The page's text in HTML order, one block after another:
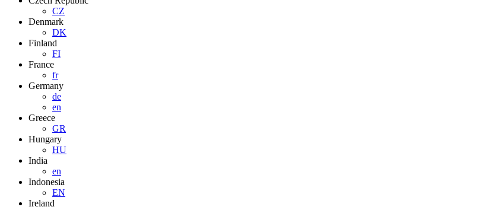
CZ
Denmark
DK
Finland
FI
France
fr
Germany
de
en
Greece
GR
Hungary
HU
India
en
Indonesia
EN
Ireland